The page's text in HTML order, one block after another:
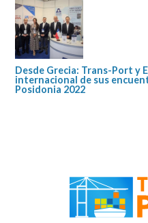
Desde Grecia: Trans-Port y
internacional de sus
Posidonia 2022